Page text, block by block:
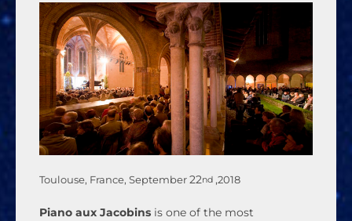
Toulouse, France, September22nd ,2018
Piano aux Jacobins is one of the most